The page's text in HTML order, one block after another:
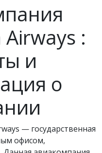
:
и
о
— государственная
офисом,